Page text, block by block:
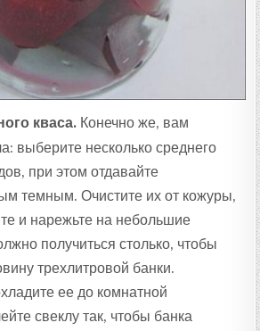
кваса. Конечно же, вам
выберите несколько среднего
при этом отдавайте
темным. Очистите их от кожуры,
и нарежьте на небольшие
получиться столько, чтобы
трехлитровой банки.
ее до комнатной
свеклу так, чтобы банка